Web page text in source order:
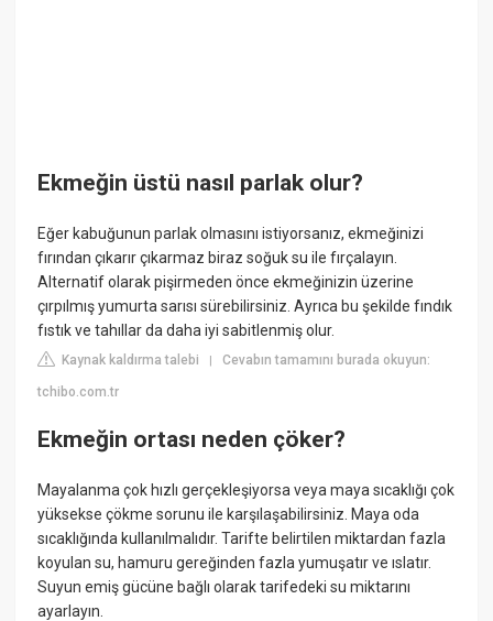
Ekmeğin üstü nasıl parlak olur?
Eğer kabuğunun parlak olmasını istiyorsanız, ekmeğinizi
fırından çıkarır çıkarmaz biraz soğuk su ile fırçalayın.
Alternatif olarak pişirmeden önce ekmeğinizin üzerine
çırpılmış yumurta sarısı sürebilirsiniz. Ayrıca bu şekilde fındık
fıstık ve tahıllar da daha iyi sabitlenmiş olur.
Kaynak kaldırma talebi |Cevabın tamamını burada okuyun:
tchibo.com.tr
Ekmeğin ortası neden çöker?
Mayalanma çok hızlı gerçekleşiyorsa veya maya sıcaklığı çok
yüksekse çökme sorunu ile karşılaşabilirsiniz. Maya oda
sıcaklığında kullanılmalıdır. Tarifte belirtilen miktardan fazla
koyulan su, hamuru gereğinden fazla yumuşatır ve ıslatır.
Suyun emiş gücüne bağlı olarak tarifedeki su miktarını
ayarlayın.